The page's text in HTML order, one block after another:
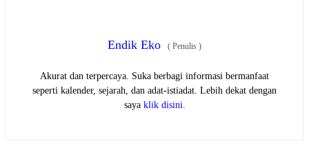
Endik Eko ( Penulis )
Akurat dan terpercaya. Suka berbagi informasi bermanfaat
seperti kalender, sejarah, dan adat-istiadat. Lebih dekat dengan
saya klik disini.